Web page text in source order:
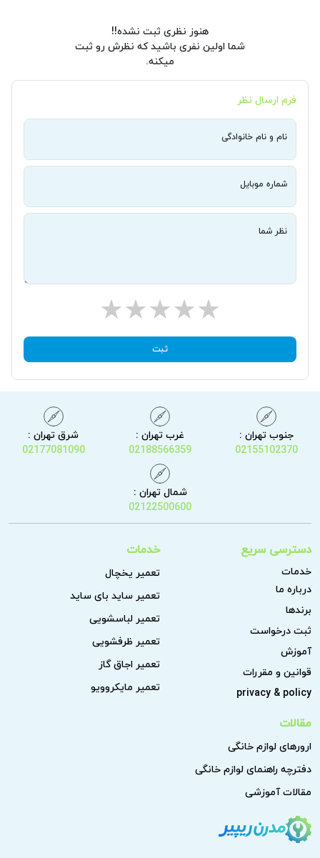
هنوز نظری ثبت نشده!!
شما اولین نفری باشید که نظرش رو ثبت
میکنه.
فرم ارسال نظر
نام و نام خانوادگی
شماره موبایل
نظر شما
ثبت
جنوب تهران :
02155102370
غرب تهران :
02188566359
شرق تهران :
02177081090
شمال تهران :
02122500600
دسترسی سریع
خدمات
درباره ما
برندها
ثبت درخواست
آموزش
قوانین و مقررات
privacy & policy
خدمات
تعمیر یخچال
تعمیر ساید بای ساید
تعمیر لباسشویی
تعمیر ظرفشویی
تعمیر اجاق گاز
تعمیر مایکروویو
مقالات
ارورهای لوازم خانگی
دفترچه راهنمای لوازم خانگی
مقالات آموزشی